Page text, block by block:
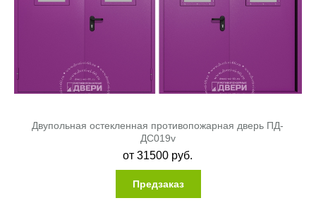
Двупольная остекленная противопожарная дверь ПД-
ДC019v
от31500 руб.
Предзаказ